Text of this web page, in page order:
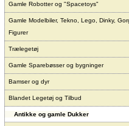
Gamle Robotter og "Spacetoys"
Gamle Modelbiler, Tekno, Lego, Dinky,
Figurer
Trælegetøj
Gamle Sparebøsser og bygninger
Bamser og dyr
Blandet Legetøj og Tilbud
Antikke og gamle Dukker